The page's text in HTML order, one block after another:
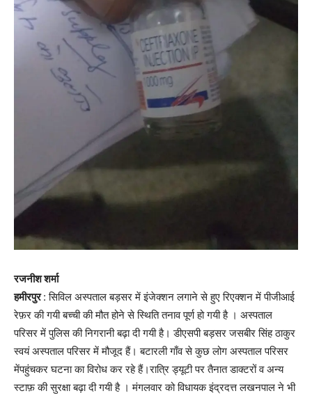
रजनीश शर्मा
हमीरपुर: सिविल अस्पताल बड़सर में इंजेक्शन लगाने से हुए रिएक्शन में पीजीआई
रेफ़र की गयी बच्ची की मौत होने से स्थिति तनाव पूर्ण हो गयी है । अस्पताल
परिसर में पुलिस की निगरानी बढ़ा दी गयी है। डीएसपी बड़सर जसबीर सिंह ठाकुर
स्वयं अस्पताल परिसर में मौजूद हैं। बटारली गाँव से कुछ लोग अस्पताल परिसर
मेंपहुंचकर घटना का विरोध कर रहे हैं।रात्रि ड्यूटी पर तैनात डाक्टरों व अन्य
स्टाफ़ की सुरक्षा बढ़ा दी गयी है । मंगलवार को विधायक इंद्रदत्त लखनपाल ने भी